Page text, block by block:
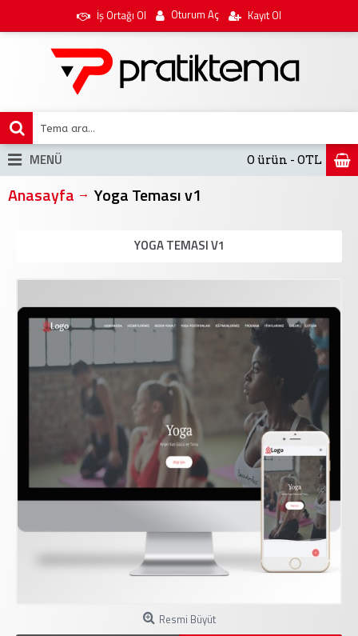
İş Ortağı Ol Oturum Aç Kayıt Ol
0 ürün - 0TL
MENÜ
Anasayfa Yoga Teması v1
YOGA TEMASI V1
Resmi Büyüt